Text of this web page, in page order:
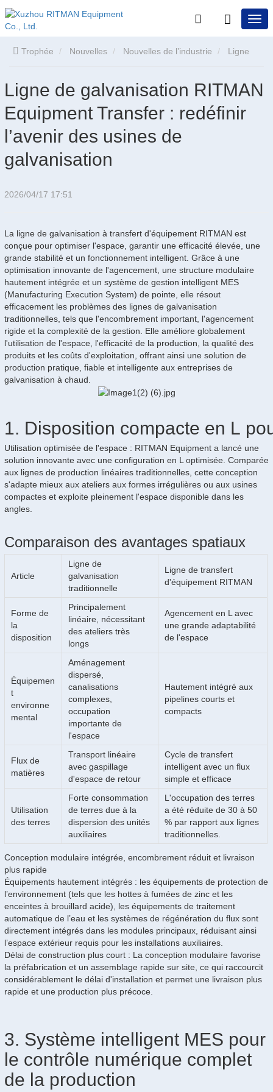
Trophée Nouvelles Nouvelles de l’industrie
des usines de galvanisation
Ligne de galvanisation RITMAN
Equipment Transfer : redéfinir
l’avenir des usines de
galvanisation
2026/04/17 17:51
La ligne de galvanisation à transfert d'équipement RITMAN est
conçue pour optimiser l'espace, garantir une efficacité élevée, une
grande stabilité et un fonctionnement intelligent. Grâce à une
optimisation innovante de l'agencement, une structure modulaire
hautement intégrée et un système de gestion intelligent MES
(Manufacturing Execution System) de pointe, elle résout
efficacement les problèmes des lignes de galvanisation
traditionnelles, tels que l'encombrement important, l'agencement
rigide et la complexité de la gestion. Elle améliore globalement
l'utilisation de l'espace, l'efficacité de la production, la qualité des
produits et les coûts d'exploitation, offrant ainsi une solution de
production pratique, fiable et intelligente aux entreprises de
galvanisation à chaud.
1. Disposition compacte en L
Utilisation optimisée de l'espace : RITMAN Equipment a lancé une
solution innovante avec une configuration en L optimisée. Comparée
aux lignes de production linéaires traditionnelles, cette conception
s'adapte mieux aux ateliers aux formes irrégulières ou aux usines
compactes et exploite pleinement l'espace disponible dans les
angles.
Comparaison des avantages spatiaux
Article
Ligne de
galvanisation
traditionnelle
Ligne de transfert
d'équipement RITMAN
Forme de
la
disposition
Principalement
linéaire, nécessitant
des ateliers très
longs
Agencement en L avec
une grande adaptabilité
de l'espace
Équipemen
t
environne
mental
Aménagement
dispersé,
canalisations
complexes,
occupation
importante de
l'espace
Hautement intégré aux
pipelines courts et
compacts
Flux de
matières
Transport linéaire
avec gaspillage
d'espace de retour
Cycle de transfert
intelligent avec un flux
simple et efficace
Utilisation
des terres
Forte consommation
de terres due à la
dispersion des unités
auxiliaires
L'occupation des terres
a été réduite de 30 à 50
% par rapport aux lignes
traditionnelles.
Conception modulaire intégrée, encombrement réduit et livraison
plus rapide
Équipements hautement intégrés : les équipements de protection de
l’environnement (tels que les hottes à fumées de zinc et les
enceintes à brouillard acide), les équipements de traitement
automatique de l’eau et les systèmes de régénération du flux sont
directement intégrés dans les modules principaux, réduisant ainsi
l’espace extérieur requis pour les installations auxiliaires.
Délai de construction plus court : La conception modulaire favorise
la préfabrication et un assemblage rapide sur site, ce qui raccourcit
considérablement le délai d'installation et permet une livraison plus
rapide et une production plus précoce.
3. Système intelligent MES pour
le contrôle numérique complet
de la production